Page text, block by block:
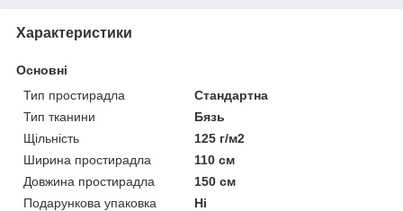
Характеристики
Основні
Тип простирадла
Стандартна
Тип тканини
Бязь
Щільність
125 г/м2
Ширина простирадла
110 см
Довжина простирадла
150 см
Подарункова упаковка
Ні